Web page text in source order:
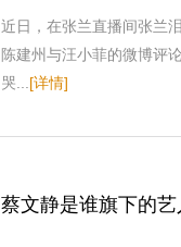
近日，在张兰直播间张兰
陈建州与汪小菲的微博评
哭... [详情]
蔡文静是谁旗下的